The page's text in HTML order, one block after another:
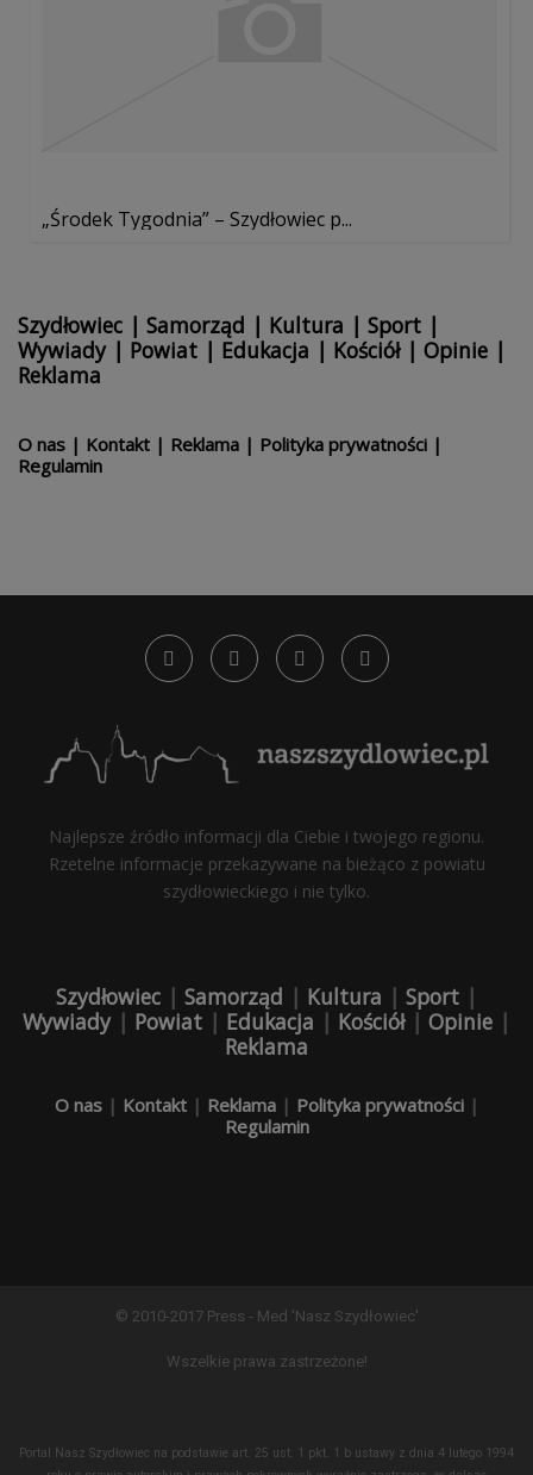
„Środek Tygodnia” – Szydłowiec p...
Szydłowiec | Samorząd | Kultura | Sport |
Wywiady| Powiat | Edukacja | Kościół| Opinie |
Reklama
O nas | Kontakt | Reklama | Polityka prywatności |
Regulamin
Najlepsze źródło informacji dla Ciebie i twojego regionu.
Rzetelne informacje przekazywane na bieżąco z powiatu
szydłowieckiego i nie tylko.
Szydłowiec | Samorząd | Kultura | Sport |
Wywiady| Powiat | Edukacja | Kościół| Opinie |
Reklama
O nas| Kontakt| Reklama| Polityka prywatności|
Regulamin
© 2010-2017 Press - Med 'Nasz Szydłowiec'
Wszelkie prawa zastrzeżone!
Portal Nasz Szydłowiec na podstawie art. 25 ust. 1 pkt. 1 b ustawy z dnia 4 lutego 1994